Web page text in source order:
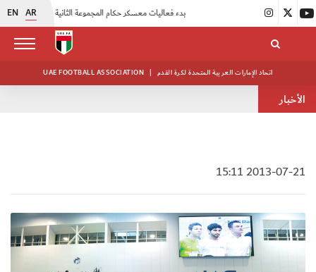
EN AR |
UAE FOOTBALL ASSOCIATION | اتحاد الإمارات العربية المتحدة لكرة القدم
الأخبار
2013-07-21 15:11